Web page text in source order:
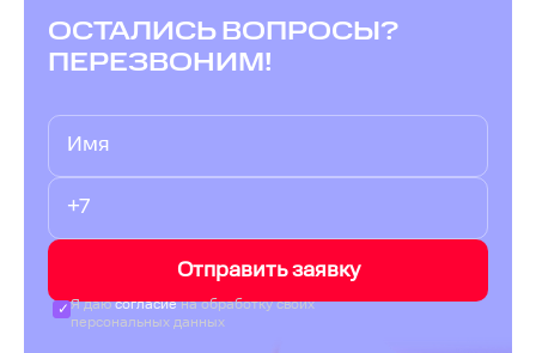
ОСТАЛИСЬ ВОПРОСЫ?
ПЕРЕЗВОНИМ!
Отправить заявку
Я даюсогласиена обработку своих
персональных данных